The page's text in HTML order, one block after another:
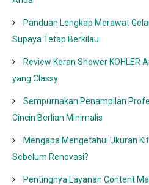
Panduan Lengkap Merawat
Supaya Tetap Berkilau
Review Keran Shower KOHLER
yang Classy
Sempurnakan Penampilan
Cincin Berlian Minimalis
Mengapa Mengetahui Ukuran
Sebelum Renovasi?
Pentingnya Layanan Content